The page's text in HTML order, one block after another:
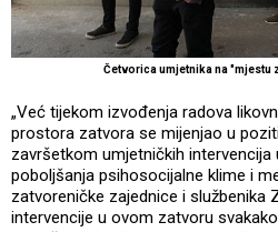
Četvorica umjetnika na "mjestu
„Već tijekom izvođenja radova
prostora zatvora se mijenjao u
završetkom umjetničkih intervencija
poboljšanja psihosocijalne klime i
zatvoreničke zajednice i službenika
intervencije u ovom zatvoru